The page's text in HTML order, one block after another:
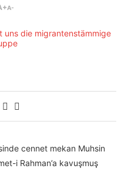
A-
cennet mekan Muhsin
i Rahman’a kavuşmuş